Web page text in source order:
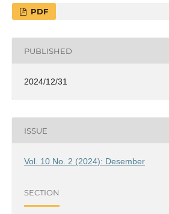
PDF
PUBLISHED
2024/12/31
ISSUE
Vol. 10 No. 2 (2024): Desember
SECTION